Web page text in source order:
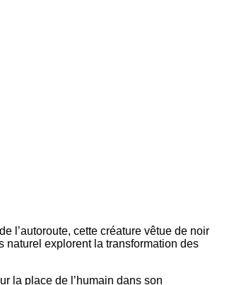
l’autoroute, cette créature vêtue de noir
naturel explorent la transformation des
la place de l’humain dans son